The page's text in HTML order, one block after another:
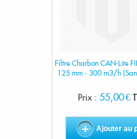
Filtre Charbon CAN-Lite
125 mm - 300 m3/h
Prix : 55,00 €
Ajouter au